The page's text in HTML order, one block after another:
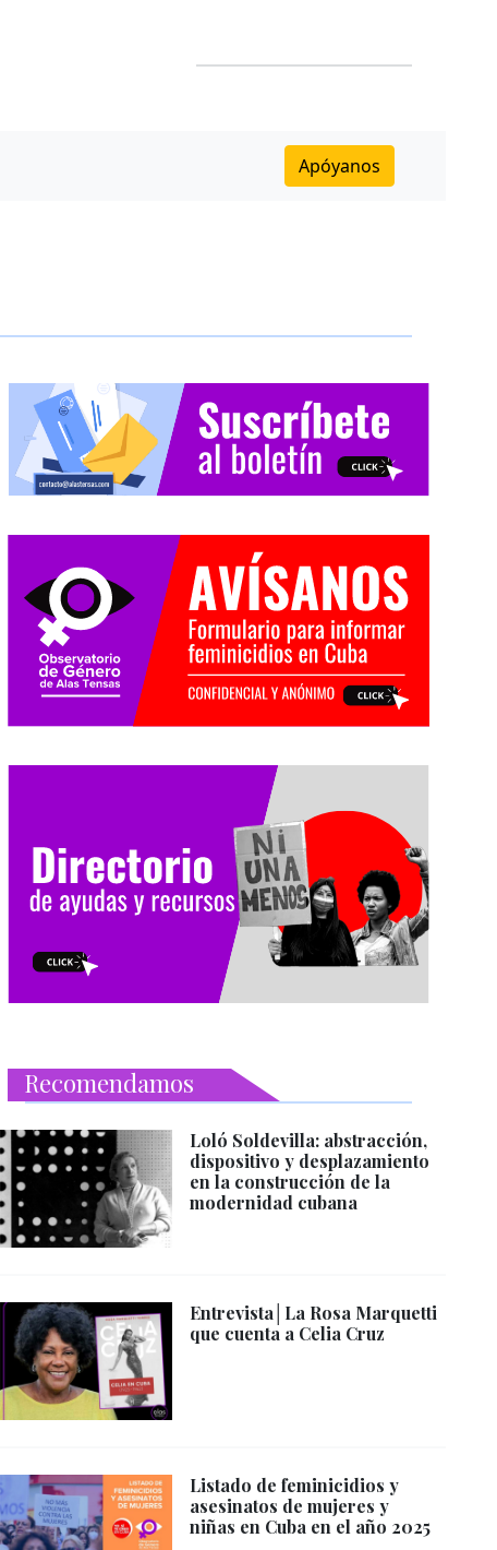
Apóyanos
Recomendamos
Loló Soldevilla: abstracción,
dispositivo y desplazamiento
en la construcción de la
modernidad cubana
Entrevista│La Rosa Marquetti
que cuenta a Celia Cruz
Listado de feminicidios y
asesinatos de mujeres y
niñas en Cuba en el año 2025